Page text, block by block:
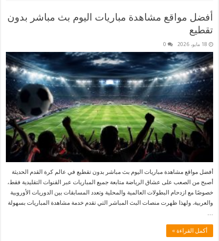
أفضل مواقع مشاهدة مباريات اليوم بث مباشر بدون
تقطيع
18 مايو، 2026 0
أفضل مواقع مشاهدة مباريات اليوم بث مباشر بدون تقطيع في عالم كرة القدم الحديثة
أصبح من الصعب على عشاق الرياضة متابعة جميع المباريات عبر القنوات التقليدية فقط،
خصوصًا مع ازدحام البطولات العالمية والمحلية وتعدد المسابقات بين الدوريات الأوروبية
والعربية. ولهذا ظهرت منصات البث المباشر التي تقدم خدمة مشاهدة المباريات بسهولة
…
أكمل القراءة »